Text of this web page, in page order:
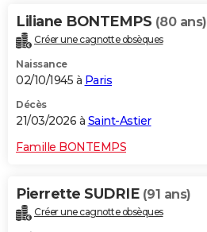
Liliane BONTEMPS (80 ans)
Créer une cagnotte obsèques
Naissance
02/10/1945 à Paris
Décès
21/03/2026 à Saint-Astier
Famille BONTEMPS
Pierrette SUDRIE (91 ans)
Créer une cagnotte obsèques